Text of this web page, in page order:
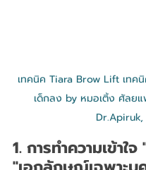
เทคนิค Tiara Brow Lift เทค
เด็กลง by หมอเติ้ง ศัลย
1. การทำความเข้าใ